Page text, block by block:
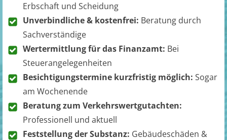
Erbschaft und Scheidung
Unverbindliche & kostenfrei: Beratung durch
Sachverständige
Wertermittlung für das Finanzamt: Bei
Steuerangelegenheiten
Besichtigungstermine kurzfristig möglich: Sogar
am Wochenende
Beratung zum Verkehrswertgutachten:
Professionell und aktuell
Feststellung der Substanz: Gebäudeschäden &